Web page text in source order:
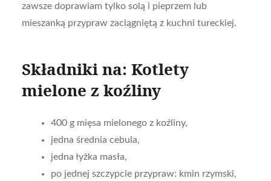
zawsze doprawiam tylko solą i pieprzem lub
mieszanką przypraw zaciągniętą z kuchni tureckiej.
Składniki na: Kotlety
mielone z koźliny
400 g mięsa mielonego z koźliny,
jedna średnia cebula,
jedna łyżka masła,
po jednej szczypcie przypraw: kmin rzymski,